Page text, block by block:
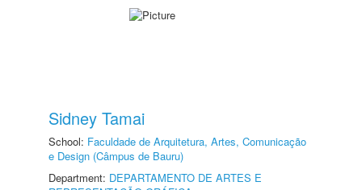
Sidney Tamai
School: Faculdade de Arquitetura, Artes, Comunicação
e Design (Câmpus de Bauru)
Department: DEPARTAMENTO DE ARTES E